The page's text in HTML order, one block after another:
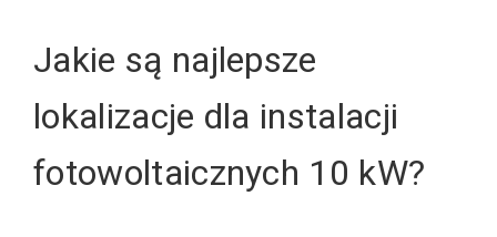
Jakie są najlepsze
lokalizacje dla instalacji
fotowoltaicznych 10 kW?